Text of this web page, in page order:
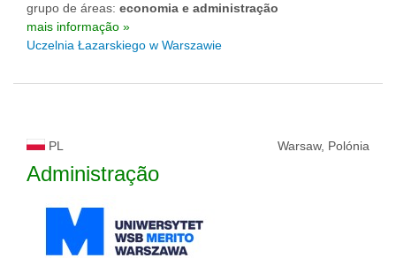
grupo de áreas: economia e administração
mais informação »
Uczelnia Łazarskiego w Warszawie
PL Warsaw, Polónia
Administração